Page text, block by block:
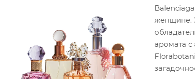
женщине.
аромата